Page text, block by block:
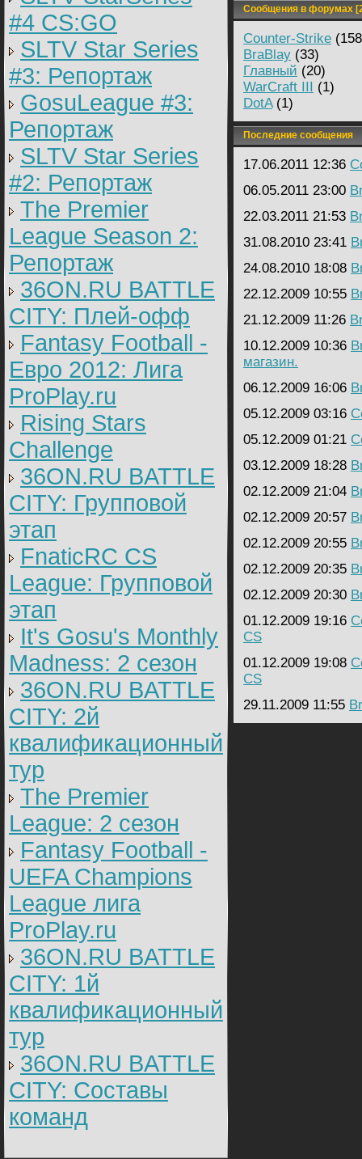
#4 CS:GO
SLTV Star Series
#3: Репортаж
GosuLeague #3:
Репортаж
SLTV Star Series
#2: Репортаж
The Premier
League Season 2:
Репортаж
36ON.RU BATTLE
CITY: Плей-офф
Fantasy Football -
Евро 2012: Лига
ProPlay.ru
Rising Stars
Challenge
36ON.RU BATTLE
CITY: Групповой
этап
FnaticRC CS
League: Групповой
этап
It's Gosu's Monthly
Madness: 2 сезон
36ON.RU BATTLE
CITY: 2й
квалификационный
тур
The Premier
League: 2 cезон
Fantasy Football -
UEFA Champions
League лига
ProPlay.ru
36ON.RU BATTLE
CITY: 1й
квалификационный
тур
36ON.RU BATTLE
CITY: Составы
команд
Сообщения в форумах
Counter-Strike
BraBlay (33)
Главный (20)
WarCraft III (1)
DotA(1)
Последние сообщения
17.06.2011 12:36
06.05.2011 23:00
22.03.2011 21:53
31.08.2010 23:41
24.08.2010 18:08
22.12.2009 10:55
21.12.2009 11:26
10.12.2009 10:36
магазин.
06.12.2009 16:06
05.12.2009 03:16
05.12.2009 01:21
03.12.2009 18:28
02.12.2009 21:04
02.12.2009 20:57
02.12.2009 20:55
02.12.2009 20:35
02.12.2009 20:30
01.12.2009 19:16
CS
01.12.2009 19:08
CS
29.11.2009 11:55